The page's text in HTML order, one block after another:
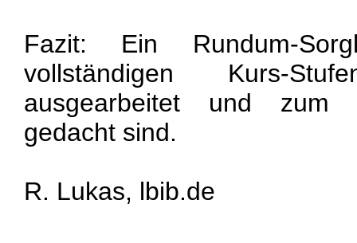
Fazit: Ein Rundum-
vollständigen Kurs-
ausgearbeitet und zum
gedacht sind.
R. Lukas, lbib.de